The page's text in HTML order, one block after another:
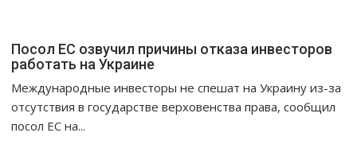
Посол ЕС озвучил причины отказа инвесторов
работать на Украине
Международные инвесторы не спешат на Украину из-за
отсутствия в государстве верховенства права, сообщил
посол ЕС на...